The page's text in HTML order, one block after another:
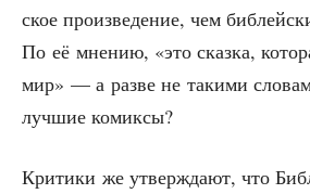
ское про­из­ве­де­ние, чем
По её мне­нию, «это сказ­ка,
мир» — а раз­ве не таки­ми
луч­шие комиксы?
Кри­ти­ки же утвер­жда­ют, что